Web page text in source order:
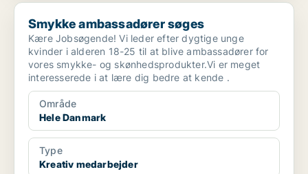
Smykke ambassadører søges
Smykke ambassadører søges
Kære Jobsøgende! Vi leder efter dygtige unge
kvinder i alderen 18-25 til at blive ambassadører for
vores smykke- og skønhedsprodukter.Vi er meget
interesserede i at lære dig bedre at kende .
Område
Hele Danmark
Type
Kreativ medarbejder